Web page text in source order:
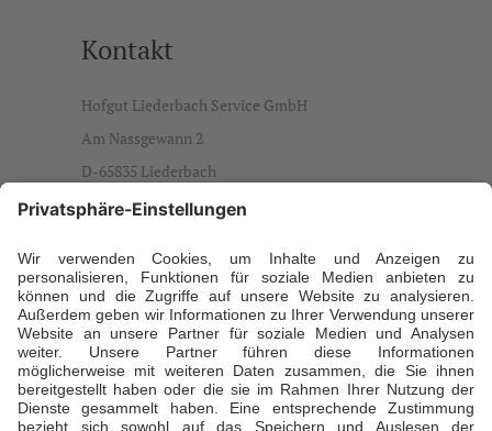
Kontakt
Hofgut Liederbach Service GmbH
Am Nassgewann 2
D-65835 Liederbach
info@hofgut-liederbach.de
Ansprechpartner
Daniela Büdenbender, Geschäftsführerin
T +49 173 5941929